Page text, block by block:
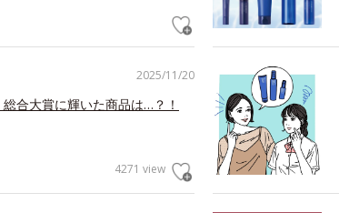
2025/11/20
合大賞に輝いた商品は…？！
4271 view